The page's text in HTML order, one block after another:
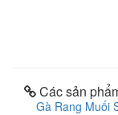
Các sản
Gà Rang Muối